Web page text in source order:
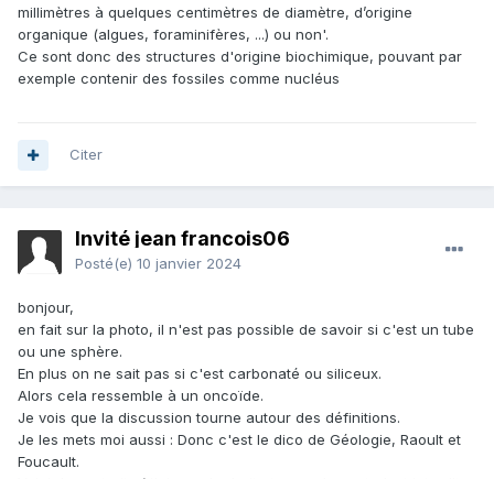
millimètres à quelques centimètres de diamètre, d’origine
organique (algues, foraminifères, ...) ou non'.
Ce sont donc des structures d'origine biochimique, pouvant par
exemple contenir des fossiles comme nucléus
Citer
Invité jean francois06
Posté(e) 10 janvier 2024
bonjour,
en fait sur la photo, il n'est pas possible de savoir si c'est un tube
ou une sphère.
En plus on ne sait pas si c'est carbonaté ou siliceux.
Alors cela ressemble à un oncoïde.
Je vois que la discussion tourne autour des définitions.
Je les mets moi aussi : Donc c'est le dico de Géologie, Raoult et
Foucault.